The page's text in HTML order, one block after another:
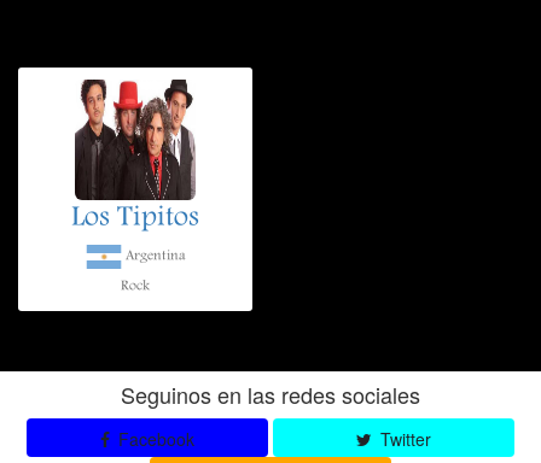
Los Tipitos
Argentina
Rock
Seguinos en las redes sociales
Facebook
Twitter